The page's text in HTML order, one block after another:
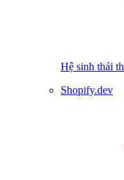
Hệ sinh thái
Shopify.dev